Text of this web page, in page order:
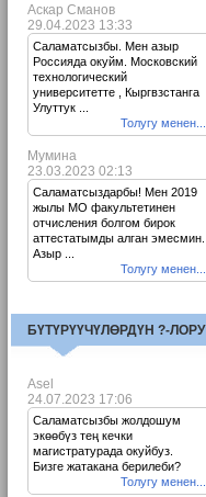
Аскар Сманов
29.04.2023 13:33
Саламатсызбы. Мен азыр
Россияда окуйм. Московский
технологический
университетте , Кыргвзстанга
Улуттук ...
Толугу менен...
Мумина
23.03.2023 02:13
Саламатсыздарбы! Мен 2019
жылы МО факультетинен
отчисления болгом бирок
аттестатымды алган эмесмин.
Азыр ...
Толугу менен...
БҮТҮРҮҮЧҮЛӨРДҮН ?-ЛОРУ
Asel
24.07.2023 17:06
Саламатсызбы жолдошум
экөөбүз тең кечки
магистратурада окуйбуз.
Бизге жатакана берилеби?
Толугу менен...